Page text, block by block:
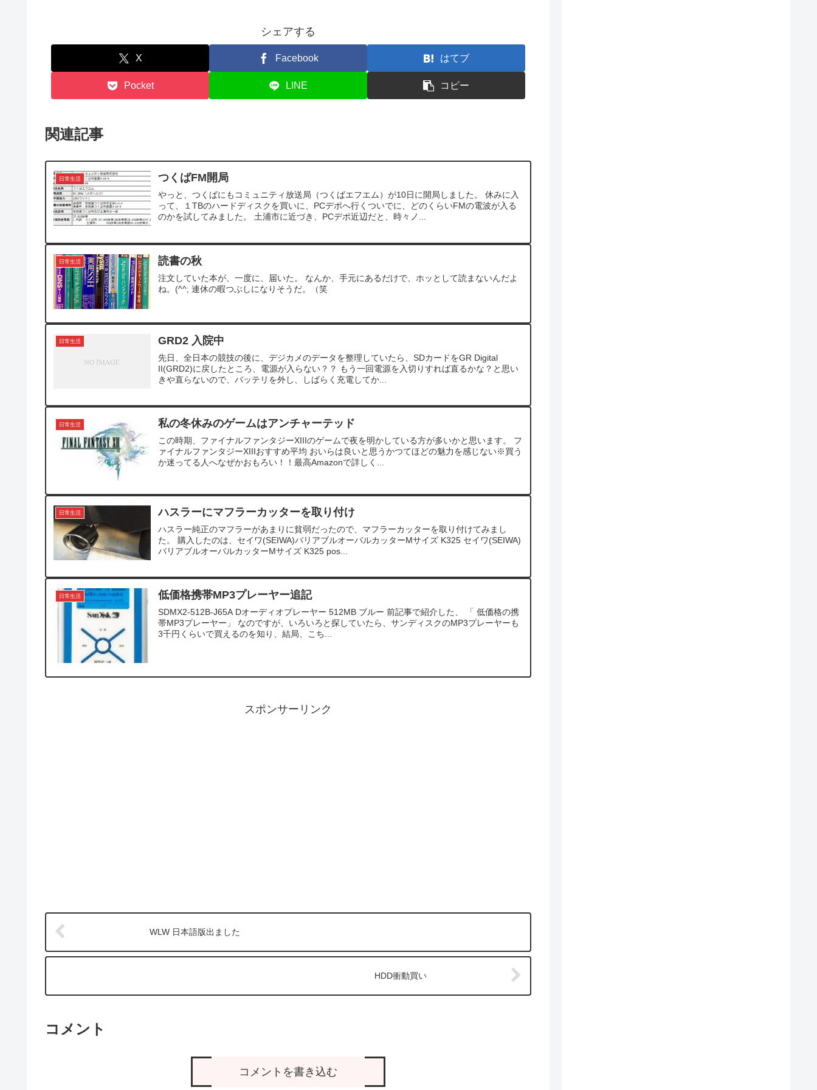
シェアする
X Facebook はてブ
Pocket LINE コピー
関連記事
日常生活 つくばFM開局
やっと、つくばにもコミュニティ放送局（つくばエフエム）が10日に開局しました。 休みに入
って、１TBのハードディスクを買いに、PCデポへ行くついでに、どのくらいFMの電波が入る
のかを試してみました。 土浦市に近づき、PCデポ近辺だと、時々ノ...
日常生活 読書の秋
注文していた本が、一度に、届いた。 なんか、手元にあるだけで、ホッとして読まないんだよ
ね。(^^; 連休の暇つぶしになりそうだ。（笑
日常生活 GRD2 入院中
先日、全日本の競技の後に、デジカメのデータを整理していたら、SDカードをGR Digital
II(GRD2)に戻したところ、電源が入らない？？ もう一回電源を入切りすれば直るかな？と思い
きや直らないので、バッテリを外し、しばらく充電してか...
日常生活 私の冬休みのゲームはアンチャーテッド
この時期、ファイナルファンタジーXIIIのゲームで夜を明かしている方が多いかと思います。 フ
ァイナルファンタジーXIIIおすすめ平均 おいらは良いと思うかつてほどの魅力を感じない※買う
か迷ってる人へなぜかおもろい！！最高Amazonで詳しく...
日常生活 ハスラーにマフラーカッターを取り付け
ハスラー純正のマフラーがあまりに貧弱だったので、マフラーカッターを取り付けてみまし
た。 購入したのは、セイワ(SEIWA)バリアブルオーバルカッターMサイズ K325 セイワ(SEIWA)
バリアブルオーバルカッターMサイズ K325 pos...
日常生活 低価格携帯MP3プレーヤー追記
SDMX2-512B-J65A Dオーディオプレーヤー 512MB ブルー 前記事で紹介した、 「 低価格の携
帯MP3プレーヤー」 なのですが、いろいろと探していたら、サンディスクのMP3プレーヤーも
3千円くらいで買えるのを知り、結局、こち...
スポンサーリンク
WLW 日本語版出ました
HDD衝動買い
コメント
コメントを書き込む